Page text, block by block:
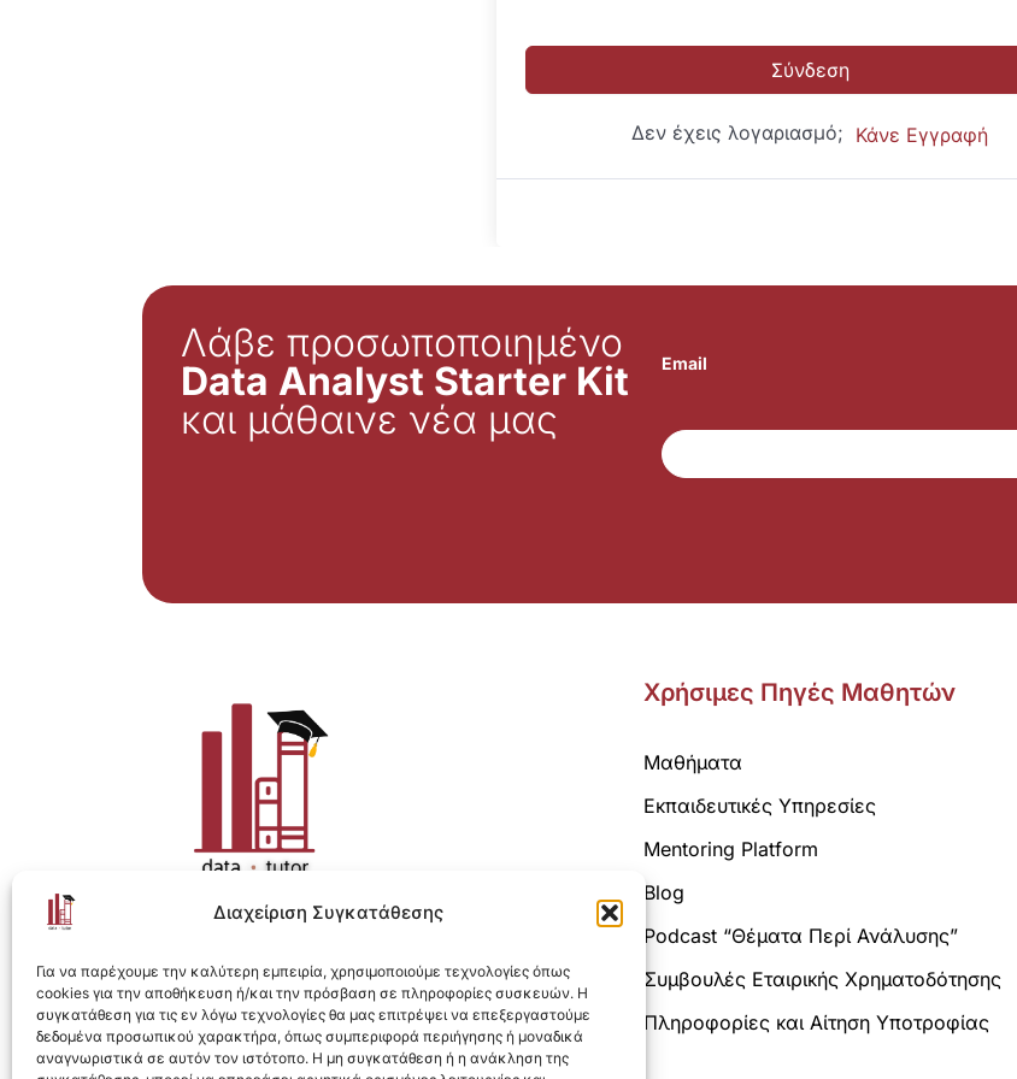
Διαχείριση Συγκατάθεσης
Για να παρέχουμε την καλύτερη εμπειρία, χρησιμοποιούμε τεχνολογίες όπως
cookies για την αποθήκευση ή/και την πρόσβαση σε πληροφορίες συσκευών. Η
συγκατάθεση για τις εν λόγω τεχνολογίες θα μας επιτρέψει να επεξεργαστούμε
δεδομένα προσωπικού χαρακτήρα, όπως συμπεριφορά περιήγησης ή μοναδικά
αναγνωριστικά σε αυτόν τον ιστότοπο. Η μη συγκατάθεση ή η ανάκληση της
Σύνδεση
Δεν έχεις λογαριασμό; Κάνε Εγγραφή
Λάβε προσωποποιημένο
Data Analyst Starter Kit
και μάθαινε νέα μας
Email
Η ολοκληρωμένη e-learning λύση για Data Analytics.
Χρήσιμες Πηγές Μαθητών
Μαθήματα
Εκπαιδευτικές Υπηρεσίες
Mentoring Platform
Blog
Podcast “Θέματα Περί Ανάλυσης”
Συμβουλές Εταιρικής Χρηματοδότησης
Πληροφορίες και Αίτηση Υποτροφίας